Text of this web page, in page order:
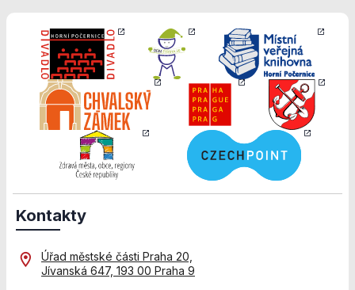
příspěvek
Kontakty
Úřad městské části Praha 20,
Jívanská 647, 193 00 Praha 9
které ukazují
na konkrétní
uživatelé
našeho webu.
Pokud
vypnete
používání
analytických
cookies ve
vztahu k Vaší
návštěvě,